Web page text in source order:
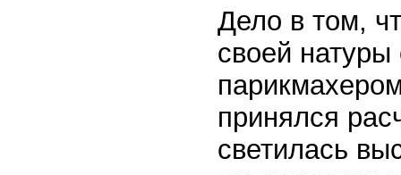
Дело в том,
своей
принялся
светилась